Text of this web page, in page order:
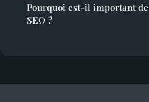
Pourquoi est-il important
SEO ?